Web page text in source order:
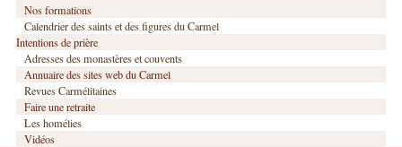
Nos formations
Calendrier des saints et des figures du Carmel
Intentions de prière
Adresses des monastères et couvents
Annuaire des sites web du Carmel
Revues Carmélitaines
Faire une retraite
Les homélies
Vidéos